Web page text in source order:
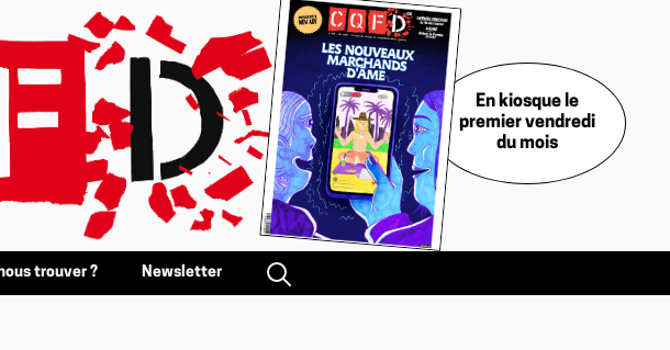
En kiosque le
premier vendredi
du mois
trouver ? Newsletter